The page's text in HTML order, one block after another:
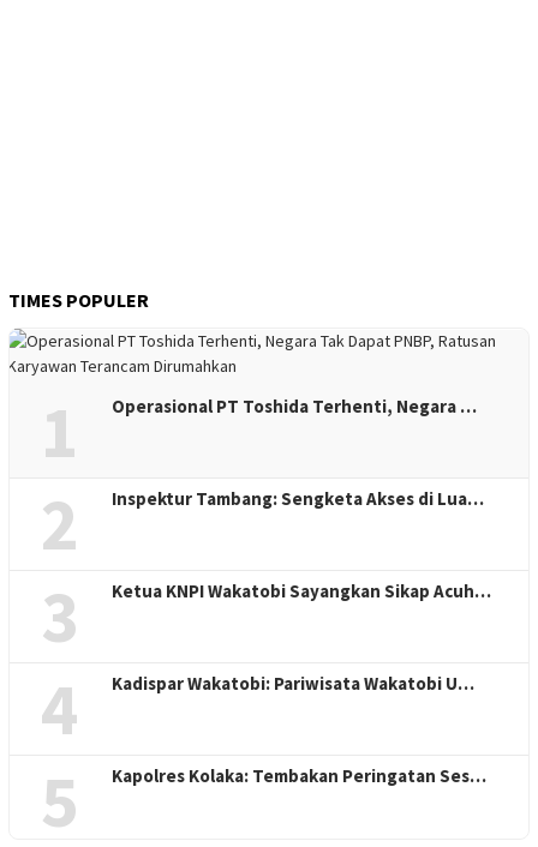
TIMES POPULER
1 Operasional PT Toshida Terhenti, Negara …
2 Inspektur Tambang: Sengketa Akses di Lua…
3 Ketua KNPI Wakatobi Sayangkan Sikap Acuh…
4 Kadispar Wakatobi: Pariwisata Wakatobi U…
5 Kapolres Kolaka: Tembakan Peringatan Ses…